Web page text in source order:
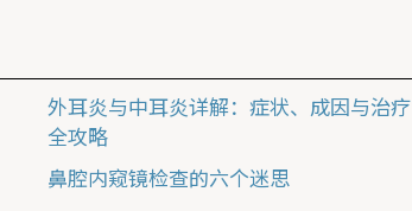
外耳炎与中耳炎详解：症状、成因与治疗
全攻略
鼻腔内窥镜检查的六个迷思